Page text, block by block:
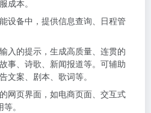
成本。
设备中，提供信息查询、日程管
入的提示，生成高质量、连贯的
事、诗歌、新闻报道等。可辅助
文案、剧本、歌词等。
网页界面，如电商页面、交互式
。